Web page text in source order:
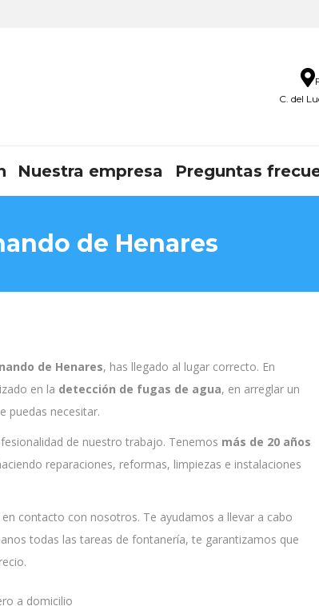
C. del
Nuestra empresa Preguntas
de Henares
de Henares, has llegado al lugar correcto. En
en la detección de fugas de agua, en arreglar un
puedas necesitar.
de nuestro trabajo. Tenemos más de 20 años
reparaciones, reformas, limpiezas e instalaciones
contacto con nosotros. Te ayudamos a llevar a cabo
todas las tareas de fontanería, te garantizamos que